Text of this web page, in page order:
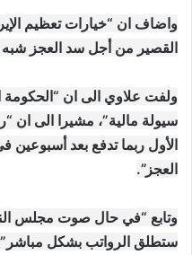
واضاف ان “خيارات تعظيم
القصير من أجل سد العجز شبه
ولفت علاوي الى ان “الحكومة
سيولة مالية”، مشيرا الى ان
الأول ربما تدفع بعد
العجز”.
وتابع “في حال صوت مجلس
ستطلق الرواتب بشكل